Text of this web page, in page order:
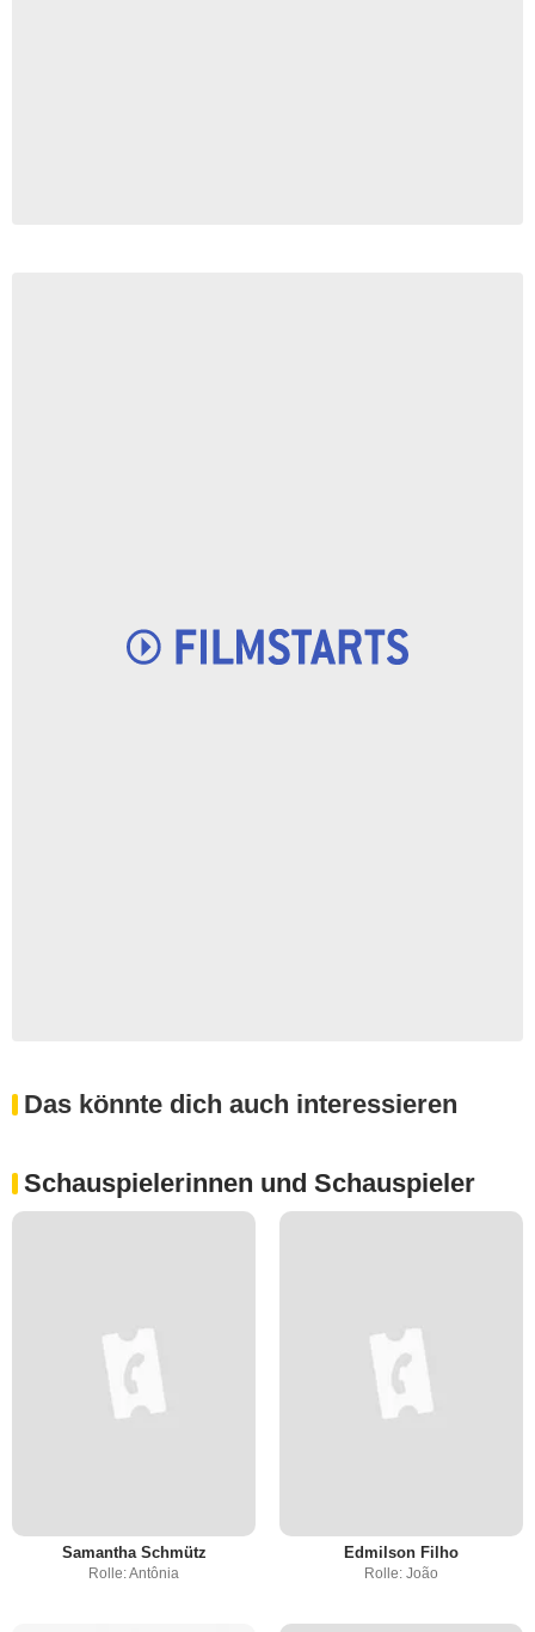
Das könnte dich auch interessieren
Schauspielerinnen und Schauspieler
Samantha Schmütz
Rolle: Antônia
Edmilson Filho
Rolle: João